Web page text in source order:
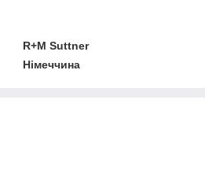
R+M Suttner
Німеччина